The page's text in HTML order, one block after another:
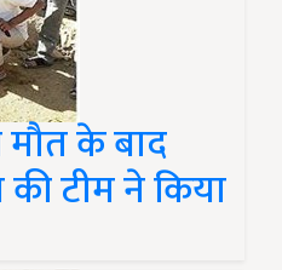
के बाद
टीम ने किया